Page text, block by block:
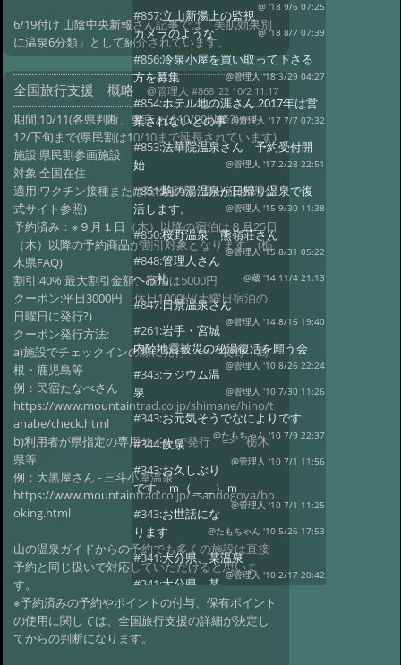
6/19付け 山陰中央新報さん記事では「美肌効果別
に温泉6分類」として紹介されています。
全国旅行支援 概略 @管理人 #868 '22 10/2 11:17
期間:10/11(各県判断、東京とは10/20以降?)から
12/下旬まで(県民割は10/10まで延長されています)
施設:県民割参画施設
対象:全国在住
適用:ワクチン接種または陰性証明、身分証(各県公
式サイト参照)
予約済み：※９月１日（木）以降の宿泊は８月25日
（木）以降の予約商品が割引対象となります。(栃
木県FAQ)
割引:40% 最大割引金額、宿泊は5000円
クーポン:平日3000円 休日1000円(土曜日宿泊の
日曜日に発行?)
クーポン発行方法:
a)施設でチェックインの際に発行 => 長野・島
根・鹿児島等
例：民宿たなべさん
https://www.mountaintrad.co.jp/shimane/hino/t
anabe/check.html
b)利用者が県指定の専用サイトで発行 => 栃木
県等
例：大黒屋さん - 三斗小屋温泉
https://www.mountaintrad.co.jp/~sandogoya/bo
oking.html
山の温泉ガイドからの予約でも多くの施設は直接
予約と同じ扱いで対応していただけると思いま
す。
※予約済みの予約やポイントの付与、保有ポイント
の使用に関しては、全国旅行支援の詳細が決定し
てからの判断になります。
@ '18 9/6 07:25
#857:立山新湯上の監視
カメラのような
@ '18 8/7 07:39
#856:冷泉小屋を買い取って下さる
方を募集
@管理人 '18 3/29 04:27
#854:ホテル地の涯さん 2017年は営
業されないとの事 @管理人 '17 7/7 07:32
#853:法華院温泉さん 予約受付開
始
@管理人 '17 2/28 22:51
#851:駒の湯温泉が日帰り温泉で復
活します。
@管理人 '15 9/30 11:38
#850:桜野温泉 熊嶺荘さん
@管理人 '15 8/31 05:22
#848:管理人さん
へお礼
@蔵 '14 11/4 21:13
#847:日景温泉さん
@管理人 '14 8/16 19:40
#261:岩手・宮城
内陸地震被災の秘湯復活を願う会
@管理人 '10 8/26 22:24
#343:ラジウム温
泉
@管理人 '10 7/30 11:26
#343:お元気そうでなによりです
@たもちゃん '10 7/9 22:37
#344:飲泉
@管理人 '10 7/1 11:56
#343:お久しぶり
です、ｍ（＿＿）ｍ
@管理人 '10 7/1 11:25
#343:お世話にな
ります
@たもちゃん '10 5/26 17:53
#341:大分県、某温泉
@管理人 '10 2/17 20:42
#341:大分県、某
温泉
@匿名 '10 2/17 19:44
#331:会員掲示板 @管理人 '09 8/7 10:18